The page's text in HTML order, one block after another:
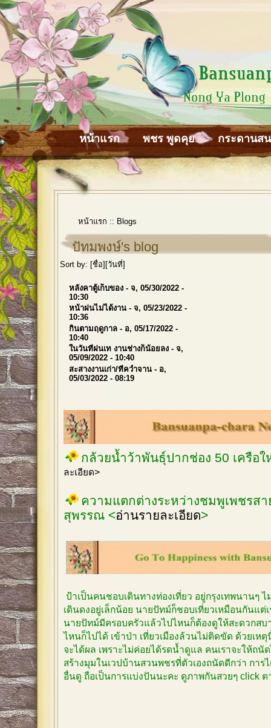
หน้าแรก พชร พูดคุย กระดานส
หน้าแรก :: Blogs
ปัทมพงษ์'s blog
Sort by: [ชื่อ][วันที่]
หลังคาตู้เก็บของ - จ, 05/30/2022 -
10:30
หน้าฝนไม่ได้งาน - จ, 05/23/2022 -
10:36
กินตามฤดูกาล - อ, 05/17/2022 -
10:40
ในวันที่ฝนเท งานช่างก็น้อยลง - จ,
05/09/2022 - 10:40
สะสางงานเก่า/ที่คว่ำจาน - อ,
05/03/2022 - 08:19
กล้วยน้ำว้าพันธุ์ปากช่อง 50 เครือ
ละเอียด>
ความแตกต่างระหว่างชมพูเพชรส
สุพรรณ <อ่านรายละเอียด>
ป้าเป็นคนชอบเดินทางท่องเที่ยว อยู่กรุงเทพนานๆ
เดินดงอยู่เล็กน้อย นายปัทม์ก็ชอบเที่ยวเหมือนกันแต่
นายปัทม์มีครอบครัวแล้วไปไหนก็ต้องดูให้สะดวกส
ไหนก็ไปได้ เข้าป่า เที่ยวเมืองล้วนไม่ติดขัด ด้วยเห
จะได้ผล เพราะไม่ค่อยได้รดน้ำดูแล คนเราจะให้ถนั
สร้างมุมในเวปบ้านสวนพชรที่ตัวเองถนัดดีกว่า การ
อื่นดู ถือเป็นการแบ่งปันนะคะ ดูภาพกันสวยๆ click ต